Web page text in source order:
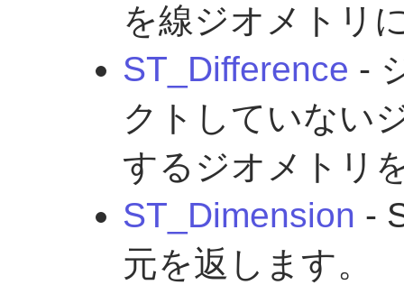
を線ジオメトリ
ST_Difference -
クトしていない
するジオメトリ
ST_Dimension -
元を返します。